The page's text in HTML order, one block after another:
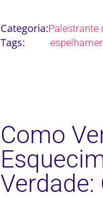
Categoria:Palestrante
Tags:
Como
Verdade: